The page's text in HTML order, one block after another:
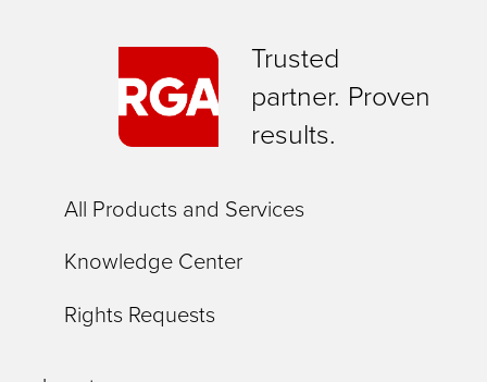
Trusted
partner. Proven
results.
All Products and Services
Knowledge Center
Rights Requests